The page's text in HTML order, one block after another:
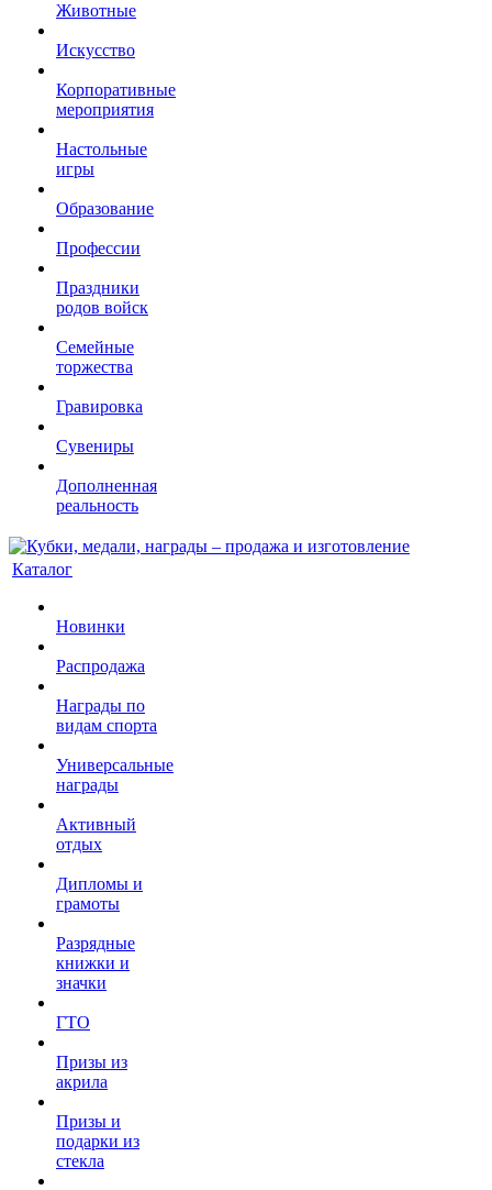
Животные
Искусство
Корпоративные
мероприятия
Настольные
игры
Образование
Профессии
Праздники
родов войск
Семейные
торжества
Гравировка
Сувениры
Дополненная
реальность
Каталог
Новинки
Распродажа
Награды по
видам спорта
Универсальные
награды
Активный
отдых
Дипломы и
грамоты
Разрядные
книжки и
значки
ГТО
Призы из
акрила
Призы и
подарки из
стекла